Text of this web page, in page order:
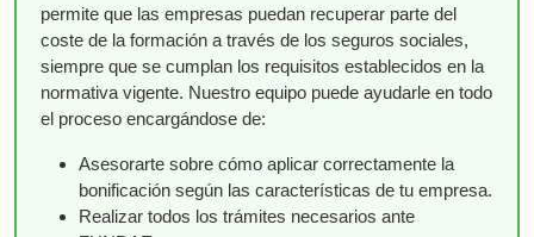
permite que las empresas puedan recuperar parte del
coste de la formación a través de los seguros sociales,
siempre que se cumplan los requisitos establecidos en la
normativa vigente. Nuestro equipo puede ayudarle en todo
el proceso encargándose de:
Asesorarte sobre cómo aplicar correctamente la
bonificación según las características de tu empresa.
Realizar todos los trámites necesarios ante